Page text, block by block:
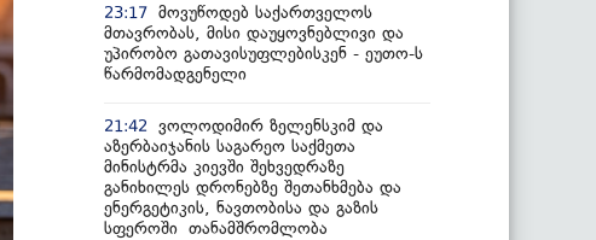
23:17 მოვუწოდებ საქართველოს
მთავრობას, მისი დაუყოვნებლივი და
უპირობო გათავისუფლებისკენ - ეუთო-ს
წარმომადგენელი
21:42
ვოლოდიმირ ზელენსკიმ და
აზერბაიჯანის საგარეო საქმეთა
მინისტრმა კიევში შეხვედრაზე
განიხილეს დრონებზე შეთანხმება და
ენერგეტიკის, ნავთობისა და გაზის
სფეროში თანამშრომლობა